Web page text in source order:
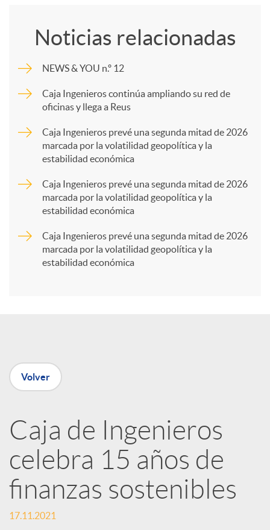
p
a
n
e
d
e
Noticias relacionadas
NEWS & YOU n.º 12
Caja Ingenieros continúa ampliando su red de
oficinas y llega a Reus
Caja Ingenieros prevé una segunda mitad de 2026
marcada por la volatilidad geopolítica y la
estabilidad económica
Caja Ingenieros prevé una segunda mitad de 2026
marcada por la volatilidad geopolítica y la
estabilidad económica
Caja Ingenieros prevé una segunda mitad de 2026
marcada por la volatilidad geopolítica y la
estabilidad económica
Volver
Caja de Ingenieros
celebra 15 años de
finanzas sostenibles
17.11.2021